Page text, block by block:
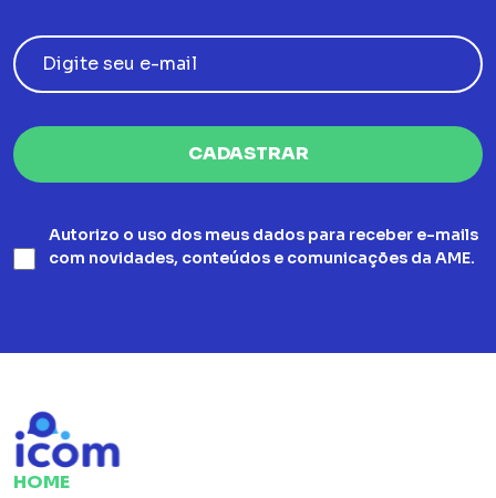
Autorizo o uso dos meus dados para receber e-mails
com novidades, conteúdos e comunicações da AME.
HOME